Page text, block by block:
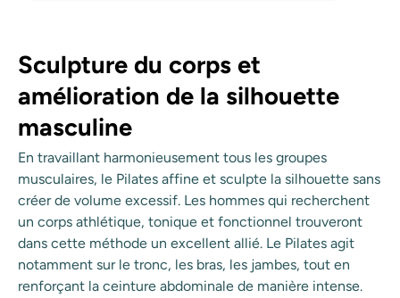
Sculpture du corps et
amélioration de la silhouette
masculine
En travaillant harmonieusement tous les groupes
musculaires, le Pilates affine et sculpte la silhouette sans
créer de volume excessif. Les hommes qui recherchent
un corps athlétique, tonique et fonctionnel trouveront
dans cette méthode un excellent allié. Le Pilates agit
notamment sur le tronc, les bras, les jambes, tout en
renforçant la ceinture abdominale de manière intense.